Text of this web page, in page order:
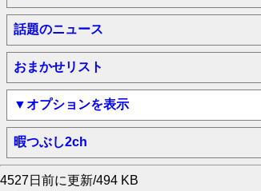
話題のニュース
おまかせリスト
▼オプションを表示
暇つぶし2ch
4527日前に更新/494 KB